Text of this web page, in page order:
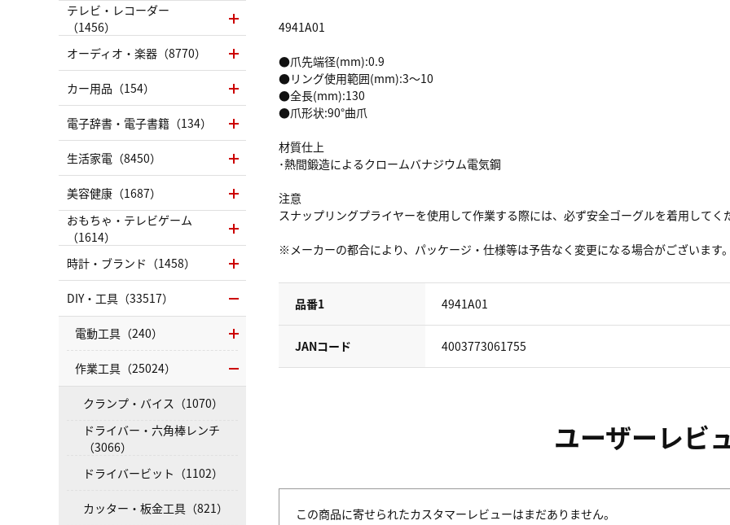
4941A01
●爪先端径(mm):0.9
●リング使用範囲(mm):3～10
●全長(mm):130
●爪形状:90°曲爪
材質仕上
･熱間鍛造によるクロームバナジウム電気鋼
注意
スナップリングプライヤーを使用して作業する際には、必ず安全ゴーグルを着用してく
※メーカーの都合により、パッケージ・仕様等は予告なく変更になる場合がございます
品番1 4941A01
JANコード 4003773061755
ユーザーレビ
この商品に寄せられたカスタマーレビューはまだありません。
テレビ・レコーダー
（1456）
オーディオ・楽器（8770）
カー用品（154）
電子辞書・電子書籍（134）
生活家電（8450）
美容健康（1687）
おもちゃ・テレビゲーム
（1614）
時計・ブランド（1458）
DIY・工具（33517）
電動工具（240）
作業工具（25024）
クランプ・バイス（1070）
ドライバー・六角棒レンチ
（3066）
ドライバービット（1102）
カッター・板金工具（821）